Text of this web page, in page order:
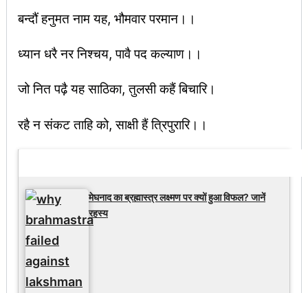
बन्दौं हनुमत नाम यह, भौमवार परमान।।
ध्यान धरै नर निश्चय, पावै पद कल्याण।।
जो नित पढ़ै यह साठिका, तुलसी कहैं बिचारि।
रहै न संकट ताहि को, साक्षी हैं त्रिपुरारि।।
मेघनाद का ब्रह्मास्त्र लक्ष्मण पर क्यों हुआ विफल? जानें
रहस्य